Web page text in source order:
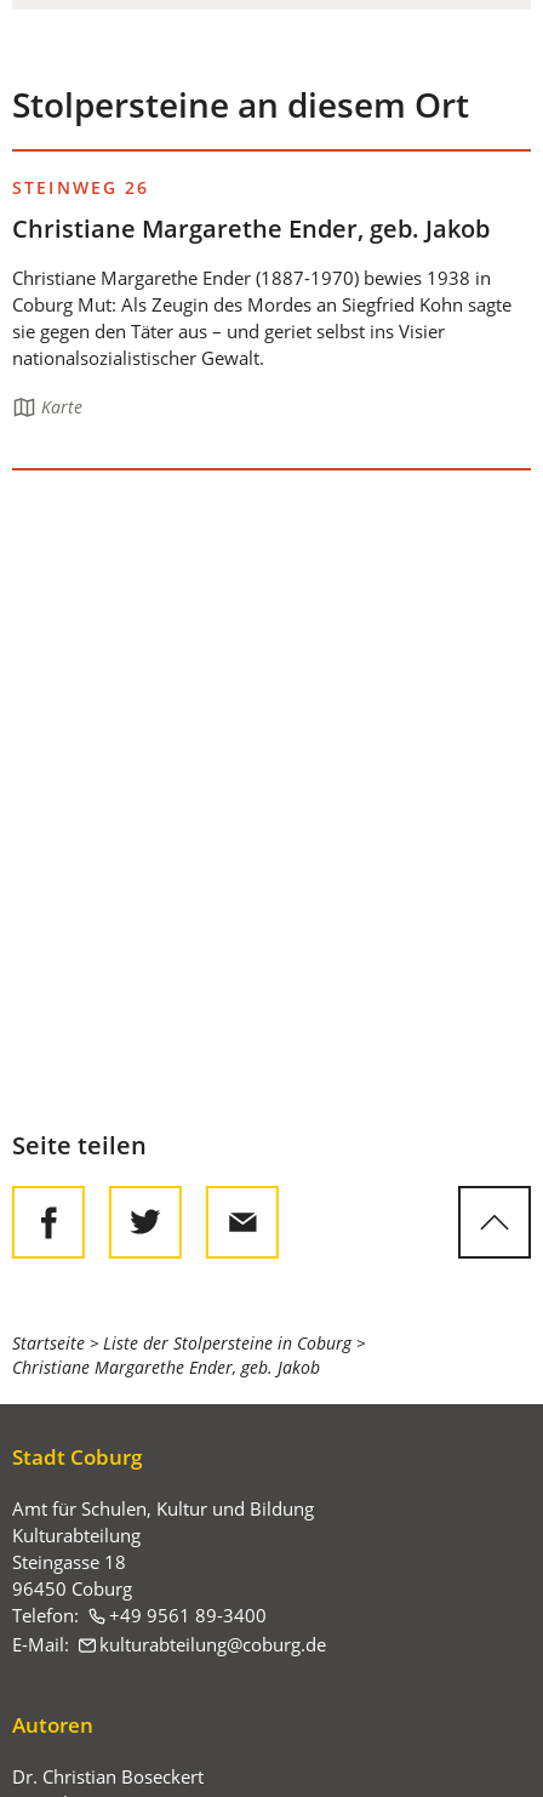
Stolpersteine an diesem Ort
STEINWEG 26
Christiane Margarethe Ender, geb. Jakob
Christiane Margarethe Ender (1887-1970) bewies 1938 in
Coburg Mut: Als Zeugin des Mordes an Siegfried Kohn sagte
sie gegen den Täter aus – und geriet selbst ins Visier
nationalsozialistischer Gewalt.
Die Karte
Seite teilen
Sie
befinden
hier:
Startseite
Liste der Stolpersteine in Coburg
Christiane Margarethe Ender, geb. Jakob
Stadt Coburg
Amt für Schulen, Kultur und Bildung
Kulturabteilung
Steingasse 18
96450 Coburg
Telefon:
+49 9561 89-3400
E-Mail:
kulturabteilung coburg de
Autoren
Dr. Christian Boseckert